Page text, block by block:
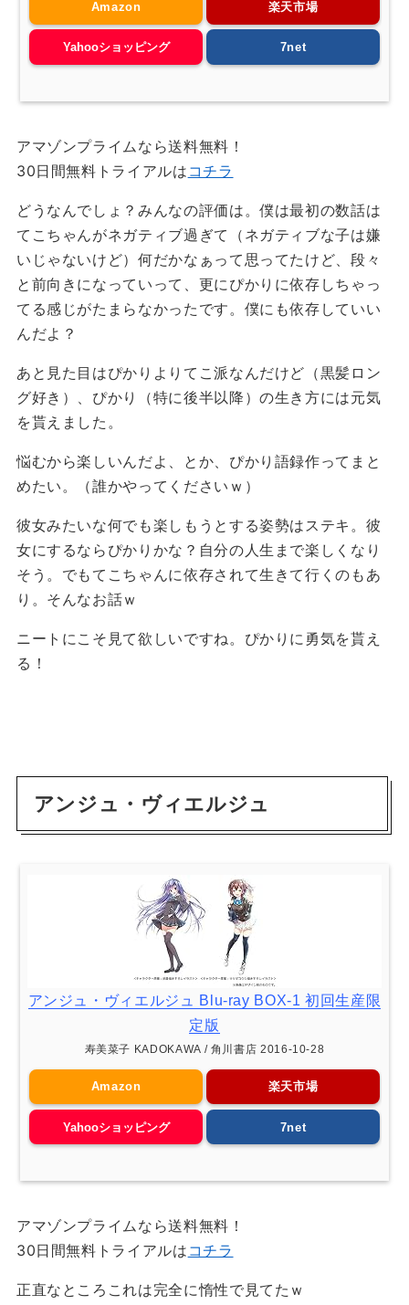
Amazon 楽天市場
Yahooショッピング 7net
アマゾンプライムなら送料無料！
30日間無料トライアルは コチラ
どうなんでしょ？みんなの評価は。僕は最初の数話は
てこちゃんがネガティブ過ぎて（ネガティブな子は嫌
いじゃないけど）何だかなぁって思ってたけど、段々
と前向きになっていって、更にぴかりに依存しちゃっ
てる感じがたまらなかったです。僕にも依存していい
んだよ？
あと見た目はぴかりよりてこ派なんだけど（黒髪ロン
グ好き）、ぴかり（特に後半以降）の生き方には元気
を貰えました。
悩むから楽しいんだよ、とか、ぴかり語録作ってまと
めたい。（誰かやってくださいｗ）
彼女みたいな何でも楽しもうとする姿勢はステキ。彼
女にするならぴかりかな？自分の人生まで楽しくなり
そう。でもてこちゃんに依存されて生きて行くのもあ
り。そんなお話ｗ
ニートにこそ見て欲しいですね。ぴかりに勇気を貰え
る！
アンジュ・ヴィエルジュ
アンジュ・ヴィエルジュ Blu-ray BOX-1 初回生産限
定版
寿美菜子 KADOKAWA / 角川書店 2016-10-28
Amazon 楽天市場
Yahooショッピング 7net
アマゾンプライムなら送料無料！
30日間無料トライアルは コチラ
正直なところこれは完全に惰性で見てたｗ